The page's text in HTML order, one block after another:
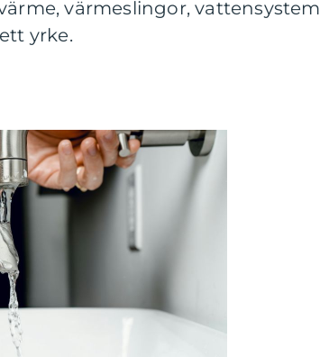
värmeslingor, vattensystem
yrke.